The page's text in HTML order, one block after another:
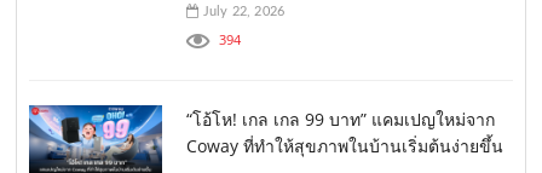
July 22, 2026
394
“โอ้โห! เกล เกล 99 บาท” แคมเปญใหม่จาก
Coway ที่ทำให้สุขภาพในบ้านเริ่มต้นง่ายขึ้น